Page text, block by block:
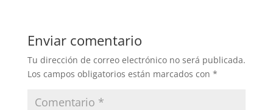
Enviar comentario
Tu dirección de correo electrónico no será publicada.
Los campos obligatorios están marcados con *